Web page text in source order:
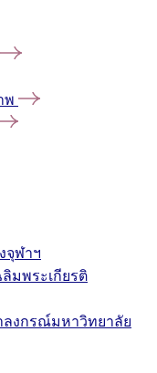
พ
จุฬาฯ
มพระเกียรติ
ลงกรณ์มหาวิทยาลัย